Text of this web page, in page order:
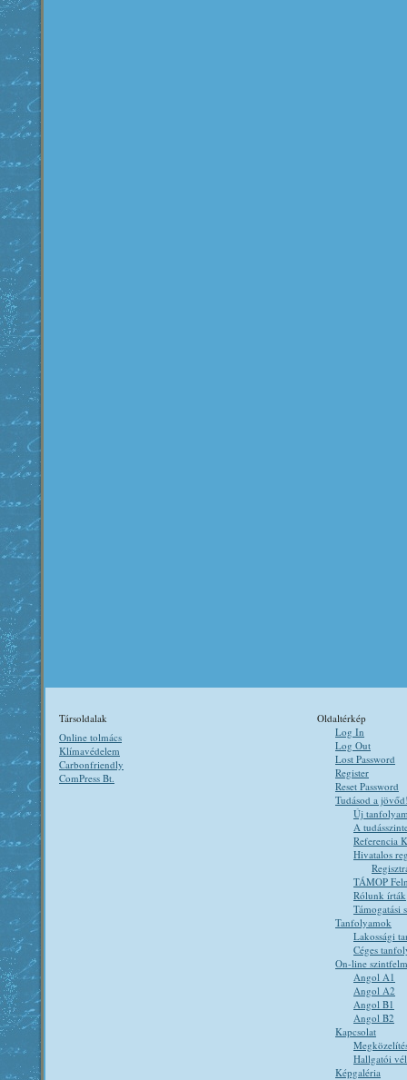
Társoldalak
Online tolmács
Klímavédelem
Carbonfriendly
ComPress Bt.
Oldaltérkép
Log In
Log Out
Lost Password
Register
Reset Password
Tudásod a
Új
A
Referencia
Hivatalos
TÁMOP
Rólunk írták
Támogatási
Tanfolyamok
Lakossági
Céges
On-line
Angol A1
Angol A2
Angol B1
Angol B2
Kapcsolat
Hallgatói
Képgaléria